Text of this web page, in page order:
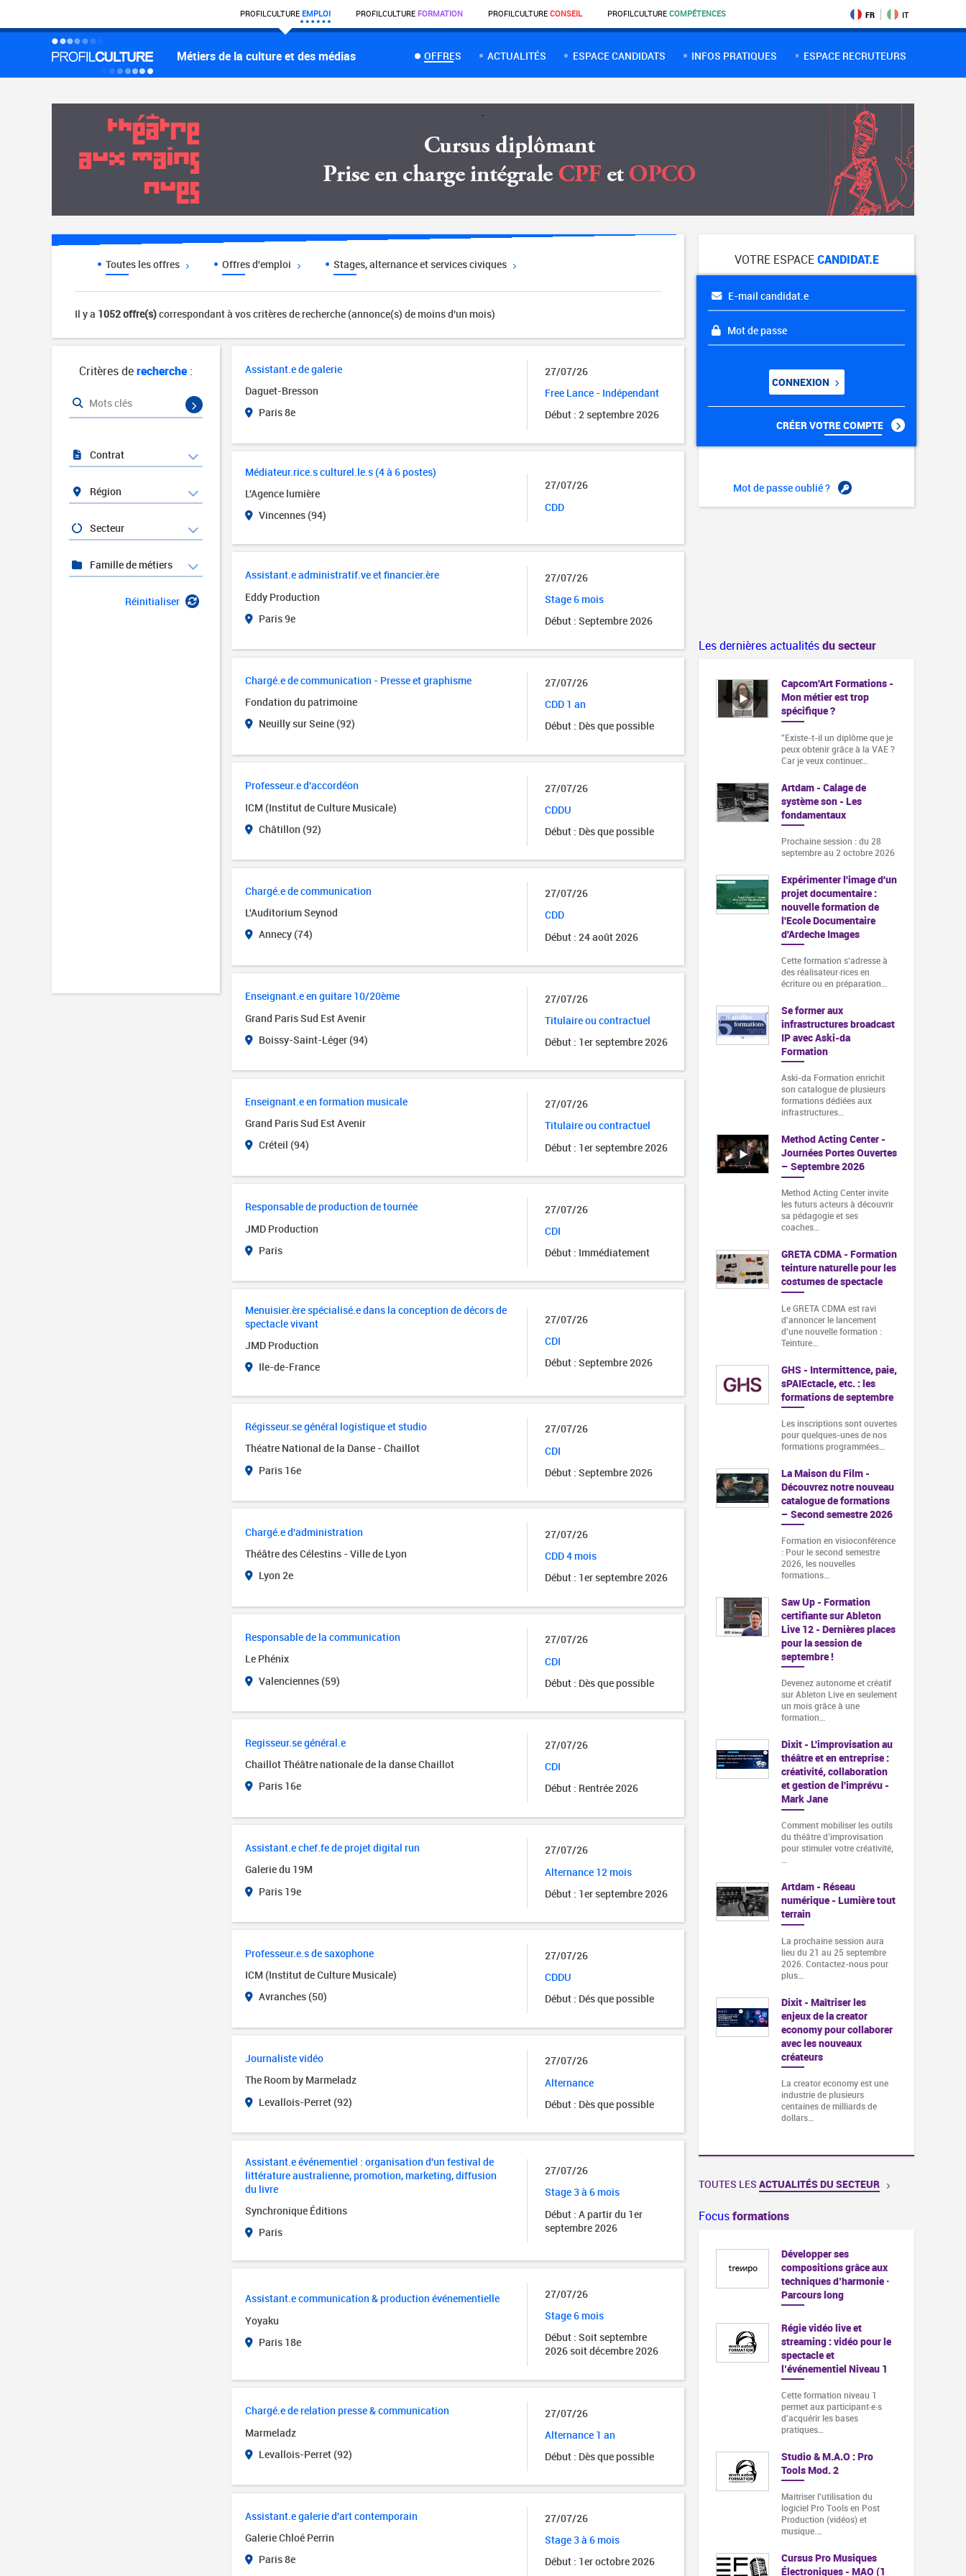
PROFILCULTURE EMPLOI PROFILCULTURE FORMATION PROFILCULTURE CONSEIL PROFILCULTURE COMPÉTENCES FR IT
Métiers de la culture et des médias OFFRES ACTUALITÉS ESPACE CANDIDATS INFOS PRATIQUES ESPACE RECRUTEURS
Toutes les offres Offres d'emploi Stages, alternance et services civiques
Il y a 1052 offre(s)correspondant à vos critères de recherche (annonce(s) de moins d'un mois)
Assistant.e de galerie
Daguet-Bresson
Paris 8e
27/07/26
Free Lance - Indépendant
Début : 2 septembre 2026
Médiateur.rice.s culturel.le.s (4 à 6 postes)
L'Agence lumière
Vincennes (94)
27/07/26
CDD
Assistant.e administratif.ve et financier.ère
Eddy Production
Paris 9e
27/07/26
Stage 6 mois
Début : Septembre 2026
Chargé.e de communication - Presse et graphisme
Fondation du patrimoine
Neuilly sur Seine (92)
27/07/26
CDD 1 an
Début : Dès que possible
Professeur.e d'accordéon
ICM (Institut de Culture Musicale)
Châtillon (92)
27/07/26
CDDU
Début : Dès que possible
Chargé.e de communication
L'Auditorium Seynod
Annecy (74)
27/07/26
CDD
Début : 24 août 2026
Enseignant.e en guitare 10/20ème
Grand Paris Sud Est Avenir
Boissy-Saint-Léger (94)
27/07/26
Titulaire ou contractuel
Début : 1er septembre 2026
Enseignant.e en formation musicale
Grand Paris Sud Est Avenir
Créteil (94)
27/07/26
Titulaire ou contractuel
Début : 1er septembre 2026
Responsable de production de tournée
JMD Production
Paris
27/07/26
CDI
Début : Immédiatement
Menuisier.ère spécialisé.e dans la conception de décors de
spectacle vivant
JMD Production
Ile-de-France
27/07/26
CDI
Début : Septembre 2026
Régisseur.se général logistique et studio
Théatre National de la Danse - Chaillot
Paris 16e
27/07/26
CDI
Début : Septembre 2026
Chargé.e d'administration
Théâtre des Célestins - Ville de Lyon
Lyon 2e
27/07/26
CDD 4 mois
Début : 1er septembre 2026
Responsable de la communication
Le Phénix
Valenciennes (59)
27/07/26
CDI
Début : Dès que possible
Regisseur.se général.e
Chaillot Théâtre nationale de la danse Chaillot
Paris 16e
27/07/26
CDI
Début : Rentrée 2026
Assistant.e chef.fe de projet digital run
Galerie du 19M
Paris 19e
27/07/26
Alternance 12 mois
Début : 1er septembre 2026
Professeur.e.s de saxophone
ICM (Institut de Culture Musicale)
Avranches (50)
27/07/26
CDDU
Début : Dés que possible
Journaliste vidéo
The Room by Marmeladz
Levallois-Perret (92)
27/07/26
Alternance
Début : Dès que possible
Assistant.e événementiel : organisation d'un festival de
littérature australienne, promotion, marketing, diffusion
du livre
Synchronique Éditions
Paris
27/07/26
Stage 3 à 6 mois
Début : A partir du 1er
septembre 2026
Assistant.e communication & production événementielle
Yoyaku
Paris 18e
27/07/26
Stage 6 mois
Début : Soit septembre
2026 soit décembre 2026
Chargé.e de relation presse & communication
Marmeladz
Levallois-Perret (92)
27/07/26
Alternance 1 an
Début : Dès que possible
Assistant.e galerie d'art contemporain
Galerie Chloé Perrin
Paris 8e
27/07/26
Stage 3 à 6 mois
Début : 1er octobre 2026
Critères derecherche:
Mots clés
Contrat
Région
Secteur
Famille de métiers
Réinitialiser
VOTRE ESPACECANDIDAT.E
E-mail candidat.e
Mot de passe
CONNEXION
CRÉER VOTRE COMPTE
Mot de passe oublié ?
Les dernières actualitésdu secteur
Capcom'Art Formations -
Mon métier est trop
spécifique ?
"Existe-t-il un diplôme que je
peux obtenir grâce à la VAE ?
Car je veux continuer…
Artdam - Calage de
système son - Les
fondamentaux
Prochaine session : du 28
septembre au 2 octobre 2026
Expérimenter l'image d'un
projet documentaire :
nouvelle formation de
l'Ecole Documentaire
d'Ardeche Images
Cette formation s‘adresse à
des réalisateur·rices en
écriture ou en préparation…
Se former aux
infrastructures broadcast
IP avec Aski-da
Formation
Aski-da Formation enrichit
son catalogue de plusieurs
formations dédiées aux
infrastructures…
Method Acting Center -
Journées Portes Ouvertes
– Septembre 2026
Method Acting Center invite
les futurs acteurs à découvrir
sa pédagogie et ses
coaches…
GRETA CDMA - Formation
teinture naturelle pour les
costumes de spectacle
Le GRETA CDMA est ravi
d'annoncer le lancement
d'une nouvelle formation :
Teinture…
GHS - Intermittence, paie,
sPAIEctacle, etc. : les
formations de septembre
Les inscriptions sont ouvertes
pour quelques-unes de nos
formations programmées…
La Maison du Film -
Découvrez notre nouveau
catalogue de formations
– Second semestre 2026
Formation en visioconférence
: Pour le second semestre
2026, les nouvelles
formations…
Saw Up - Formation
certifiante sur Ableton
Live 12 - Dernières places
pour la session de
septembre !
Devenez autonome et créatif
sur Ableton Live en seulement
un mois grâce à une
formation…
Dixit - L'improvisation au
théâtre et en entreprise :
créativité, collaboration
et gestion de l'imprévu -
Mark Jane
Comment mobiliser les outils
du théâtre d’improvisation
pour stimuler votre créativité,
…
Artdam - Réseau
numérique - Lumière tout
terrain
La prochaine session aura
lieu du 21 au 25 septembre
2026. Contactez-nous pour
plus…
Dixit - Maîtriser les
enjeux de la creator
economy pour collaborer
avec les nouveaux
créateurs
La creator economy est une
industrie de plusieurs
centaines de milliards de
dollars…
TOUTES LES ACTUALITÉS DU SECTEUR
Focusformations
Développer ses
compositions grâce aux
techniques d’harmonie ·
Parcours long
Régie vidéo live et
streaming : vidéo pour le
spectacle et
l’événementiel Niveau 1
Cette formation niveau 1
permet aux participant·e·s
d'acquérir les bases
pratiques…
Studio & M.A.O : Pro
Tools Mod. 2
Maitriser l'utilisation du
logiciel Pro Tools en Post
Production (vidéos) et
musique.…
Cursus Pro Musiques
Électroniques - MAO (1